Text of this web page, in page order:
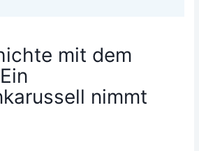
mit dem
nimmt